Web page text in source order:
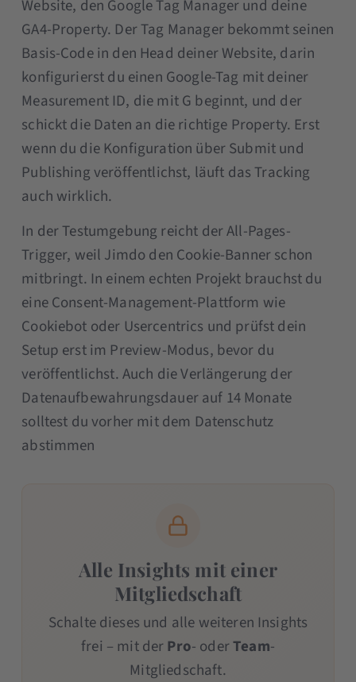
Website, den Google Tag Manager und deine
GA4-Property. Der Tag Manager bekommt seinen
Basis-Code in den Head deiner Website, darin
konfigurierst du einen Google-Tag mit deiner
Measurement ID, die mit G beginnt, und der
schickt die Daten an die richtige Property. Erst
wenn du die Konfiguration über Submit und
Publishing veröffentlichst, läuft das Tracking
auch wirklich.
In der Testumgebung reicht der All-Pages-
Trigger, weil Jimdo den Cookie-Banner schon
mitbringt. In einem echten Projekt brauchst du
eine Consent-Management-Plattform wie
Cookiebot oder Usercentrics und prüfst dein
Setup erst im Preview-Modus, bevor du
veröffentlichst. Auch die Verlängerung der
Datenaufbewahrungsdauer auf 14 Monate
solltest du vorher mit dem Datenschutz
abstimmen
Alle Insights mit einer
Mitgliedschaft
Schalte dieses und alle weiteren Insights
frei – mit derPro- oderTeam-
Mitgliedschaft.